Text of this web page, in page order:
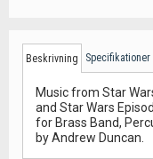
Beskrivning Specifikationer
Music from Star
and Star Wars
for Brass Band,
by Andrew Duncan.